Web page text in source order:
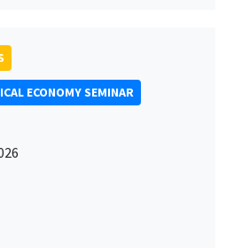
ECONOMY SEMINAR